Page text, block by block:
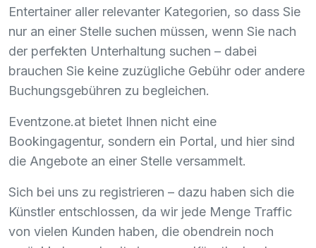
Entertainer aller relevanter Kategorien, so dass Sie
nur an einer Stelle suchen müssen, wenn Sie nach
der perfekten Unterhaltung suchen – dabei
brauchen Sie keine zuzügliche Gebühr oder andere
Buchungsgebühren zu begleichen.
Eventzone.at bietet Ihnen nicht eine
Bookingagentur, sondern ein Portal, und hier sind
die Angebote an einer Stelle versammelt.
Sich bei uns zu registrieren – dazu haben sich die
Künstler entschlossen, da wir jede Menge Traffic
von vielen Kunden haben, die obendrein noch